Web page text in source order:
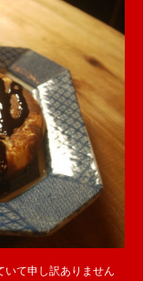
いて申し訳ありません